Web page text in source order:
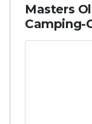
Masters
Camping-